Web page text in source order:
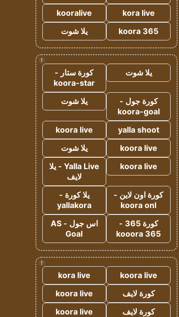
kora live
kooralive
koora 365
يلا شوت
!
يلا شوت
كورة ستار -
koora-star
كورة جول -
koora-goal
يلا شوت
yalla shoot
koora live
koora live
يلا شوت
koora live
Yalla Live - يلا
لايف
كورة اون لاين -
koora onl
يلا كورة -
yallakora
كورة 365 -
kooora 365
اس جول - AS
Goal
!
koora live
kora live
كورة لايف
koora live
كورة لايف
koora live